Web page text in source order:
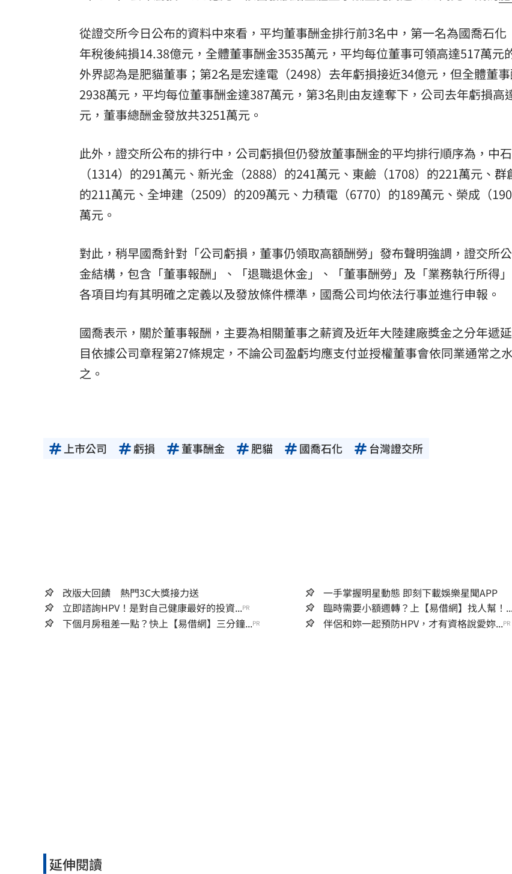
從證交所今日公布的資料中來看，平均董事酬金排行前3名中，第一名為國喬石化
年稅後純損14.38億元，全體董事酬金3535萬元，平均每位董事可領高達517萬元
外界認為是肥貓董事；第2名是宏達電（2498）去年虧損接近34億元，但全體董
2938萬元，平均每位董事酬金達387萬元，第3名則由友達奪下，公司去年虧損高
元，董事總酬金發放共3251萬元。
此外，證交所公布的排行中，公司虧損但仍發放董事酬金的平均排行順序為，中
（1314）的291萬元、新光金（2888）的241萬元、東鹼（1708）的221萬元、群
的211萬元、全坤建（2509）的209萬元、力積電（6770）的189萬元、榮成（
萬元。
對此，稍早國喬針對「公司虧損，董事仍領取高額酬勞」發布聲明強調，證交所
金結構，包含「董事報酬」、「退職退休金」、「董事酬勞」及「業務執行所得
各項目均有其明確之定義以及發放條件標準，國喬公司均依法行事並進行申報。
國喬表示，關於董事報酬，主要為相關董事之薪資及近年大陸建廠獎金之分年遞
目依據公司章程第27條規定，不論公司盈虧均應支付並授權董事會依同業通常之
之。
上市公司 虧損 董事酬金 肥貓 國喬石化 台灣證交所
改版大回饋 熱門3C大獎接力送
一手掌握明星動態 即刻下載娛樂星聞APP
立即諮詢HPV！是對自己健康最好的投資...PR 臨時需要小額週轉？上【易借網】找人幫！
下個月房租差一點？快上【易借網】三分鐘...PR 伴侶和妳一起預防HPV，才有資格說愛妳...PR
延伸閱讀